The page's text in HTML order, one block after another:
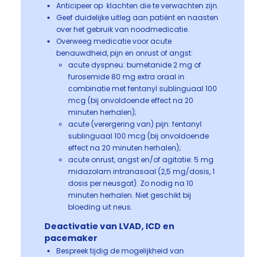
Anticipeer op klachten die te verwachten zijn.
Geef duidelijke uitleg aan patiënt en naasten
over het gebruik van noodmedicatie.
Overweeg medicatie voor acute
benauwdheid, pijn en onrust of angst:
acute dyspneu: bumetanide 2 mg of
furosemide 80 mg extra oraal in
combinatie met fentanyl sublinguaal 100
mcg (bij onvoldoende effect na 20
minuten herhalen);
acute (verergering van) pijn: fentanyl
sublinguaal 100 mcg (bij onvoldoende
effect na 20 minuten herhalen);
acute onrust, angst en/of agitatie: 5 mg
midazolam intranasaal (2,5 mg/dosis, 1
dosis per neusgat). Zo nodig na 10
minuten herhalen. Niet geschikt bij
bloeding uit neus.
Deactivatie van LVAD, ICD en
pacemaker
Bespreek tijdig de mogelijkheid van